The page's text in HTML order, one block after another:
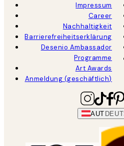
Impressum
Career
Nachhaltigkeit
Barrierefreiheitserklärung
Desenio Ambassador
Programme
Art Awards
Anmeldung (geschäftlich)
AUT